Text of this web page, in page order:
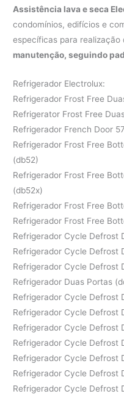
Assistência lava e seca
condomínios, edifícios e
específicas para
manutenção, seguindo
Refrigerador Electrolux:
Refrigerador Frost Free
Refrigerator Frost Free
Refrigerador French Door
Refrigerador Frost Free
(db52)
Refrigerador Frost Free
(db52x)
Refrigerador Frost Free
Refrigerador Frost Free
Refrigerador Cycle Defrost
Refrigerador Cycle Defrost
Refrigerador Cycle Defrost
Refrigerador Duas Portas
Refrigerador Cycle Defrost
Refrigerador Cycle Defrost
Refrigerador Cycle Defrost
Refrigerador Cycle Defrost
Refrigerador Cycle Defrost
Refrigerador Cycle Defrost
Refrigerador Cycle Defrost